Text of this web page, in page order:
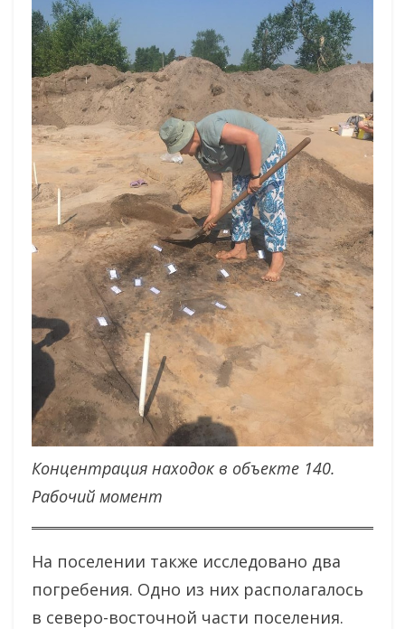
Концентрация находок в объекте 140.
Рабочий момент
На поселении также исследовано два
погребения. Одно из них располагалось
в северо-восточной части поселения.